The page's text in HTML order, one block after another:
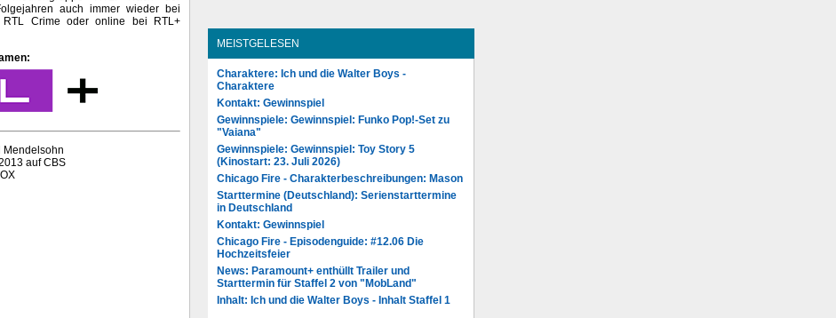
auch immer wieder bei
RTL Crime oder online bei RTL+
Mendelsohn
auf CBS
MEISTGELESEN
Charaktere: Ich und die Walter Boys -
Charaktere
Kontakt: Gewinnspiel
Gewinnspiele: Gewinnspiel: Funko Pop!-Set zu
"Vaiana"
Gewinnspiele: Gewinnspiel: Toy Story 5
(Kinostart: 23. Juli 2026)
Chicago Fire - Charakterbeschreibungen: Mason
Starttermine (Deutschland): Serienstarttermine
in Deutschland
Kontakt: Gewinnspiel
Chicago Fire - Episodenguide: #12.06 Die
Hochzeitsfeier
News: Paramount+ enthüllt Trailer und
Starttermin für Staffel 2 von "MobLand"
Inhalt: Ich und die Walter Boys - Inhalt Staffel 1